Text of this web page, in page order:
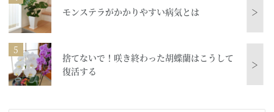
モンステラがかかりやすい病気とは ＞
捨てないで！咲き終わった胡蝶蘭はこうして
復活する
＞